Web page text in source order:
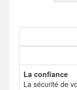
La confiance
La sécurité de